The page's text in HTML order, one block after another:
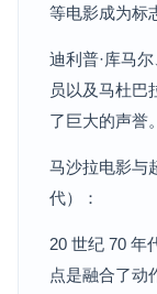
等电影成为标
迪利普·库马
员以及马杜巴
了巨大的声誉。
马沙拉电影与
代）：
20 世纪 70 年
点是融合了动